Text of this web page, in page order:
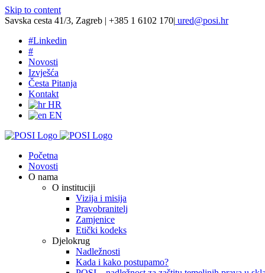
Skip to content
Savska cesta 41/3, Zagreb | +385 1 6102 170| ured@posi.hr
#Linkedin
#
Novosti
Izvješća
Česta Pitanja
Kontakt
HR
EN
Početna
Novosti
O nama
O instituciji
Vizija i misija
Pravobranitelj
Zamjenice
Etički kodeks
Djelokrug
Nadležnosti
Kada i kako postupamo?